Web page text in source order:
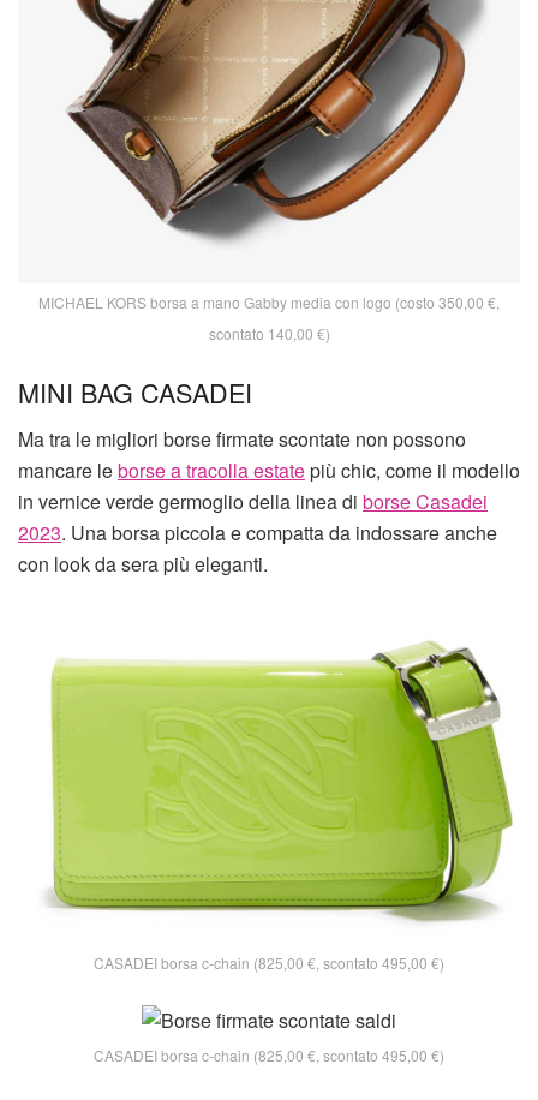
MICHAEL KORS borsa a mano Gabby media con logo (costo 350,00 €,
scontato 140,00 €)
MINI BAG CASADEI
Ma tra le migliori borse firmate scontate non possono
mancare leborse a tracolla estatepiù chic, come il modello
in vernice verde germoglio della linea di borse Casadei
2023. Una borsa piccola e compatta da indossare anche
con look da sera più eleganti.
CASADEI borsa c-chain (825,00 €, scontato 495,00 €)
CASADEI borsa c-chain (825,00 €, scontato 495,00 €)